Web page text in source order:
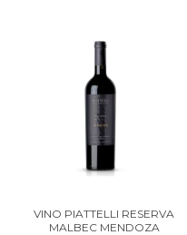
VINO PIATTELLI RESERVA
MALBEC MENDOZA